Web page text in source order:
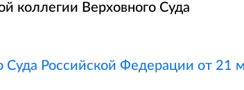
коллегии Верховного Суда
Суда Российской Федерации от 21